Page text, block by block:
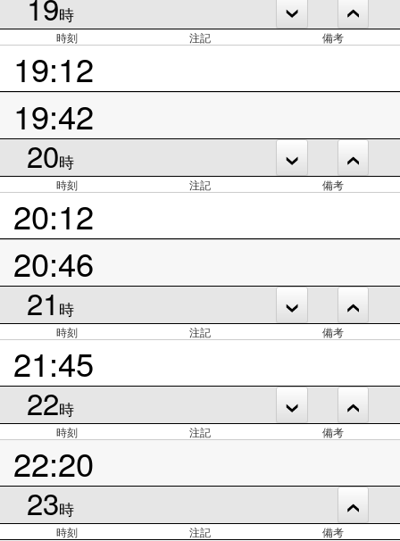
時
時刻 注記 備考
19:12
19:42
20時
時刻 注記 備考
20:12
20:46
21 時
時刻 注記 備考
21:45
22時
時刻 注記 備考
22:20
23時
時刻 注記 備考